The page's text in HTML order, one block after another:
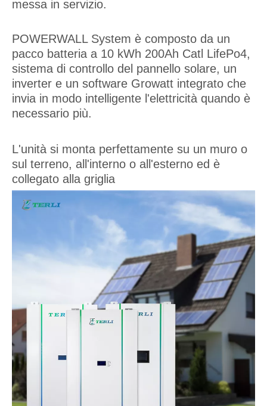
messa in servizio.
POWERWALL System è composto da un
pacco batteria a 10 kWh 200Ah Catl LifePo4,
sistema di controllo del pannello solare, un
inverter e un software Growatt integrato che
invia in modo intelligente l'elettricità quando è
necessario più.
L'unità si monta perfettamente su un muro o
sul terreno, all'interno o all'esterno ed è
collegato alla griglia